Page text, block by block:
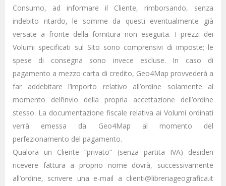
Consumo, ad informare il Cliente, rimborsando, senza
indebito ritardo, le somme da questi eventualmente già
versate a fronte della fornitura non eseguita. I prezzi dei
Volumi specificati sul Sito sono comprensivi di imposte; le
spese di consegna sono invece escluse. In caso di
pagamento a mezzo carta di credito, Geo4Map provvederà a
far addebitare l’importo relativo all’ordine solamente al
momento dell’invio della propria accettazione dell’ordine
stesso. La documentazione fiscale relativa ai Volumi ordinati
verrà emessa da Geo4Map al momento del
perfezionamento del pagamento.
Qualora un Cliente “privato” (senza partita IVA) desideri
ricevere fattura a proprio nome dovrà, successivamente
all’ordine, scrivere una e-mail a clienti@libreriageografica.it